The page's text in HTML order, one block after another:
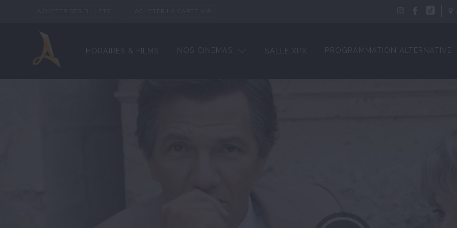
HORAIRES & FILMS NOS CINEMAS SALLE XPX PROGRAMMATION ALTERNATIVE